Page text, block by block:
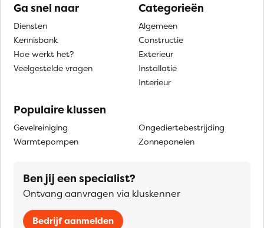
Ga snel naar
Diensten
Kennisbank
Hoe werkt het?
Veelgestelde vragen
Categorieën
Algemeen
Constructie
Exterieur
Installatie
Interieur
Populaire klussen
Gevelreiniging
Warmtepompen
Ongediertebestrijding
Zonnepanelen
Ben jij een specialist?
Ontvang aanvragen via kluskenner
Bedrijf aanmelden